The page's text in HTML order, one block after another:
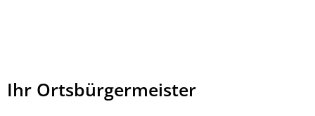
Ihr Ortsbürgermeister